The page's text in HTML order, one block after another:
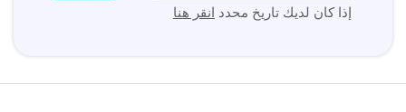
إذا كان لديك تاريخ محدد انقر هنا